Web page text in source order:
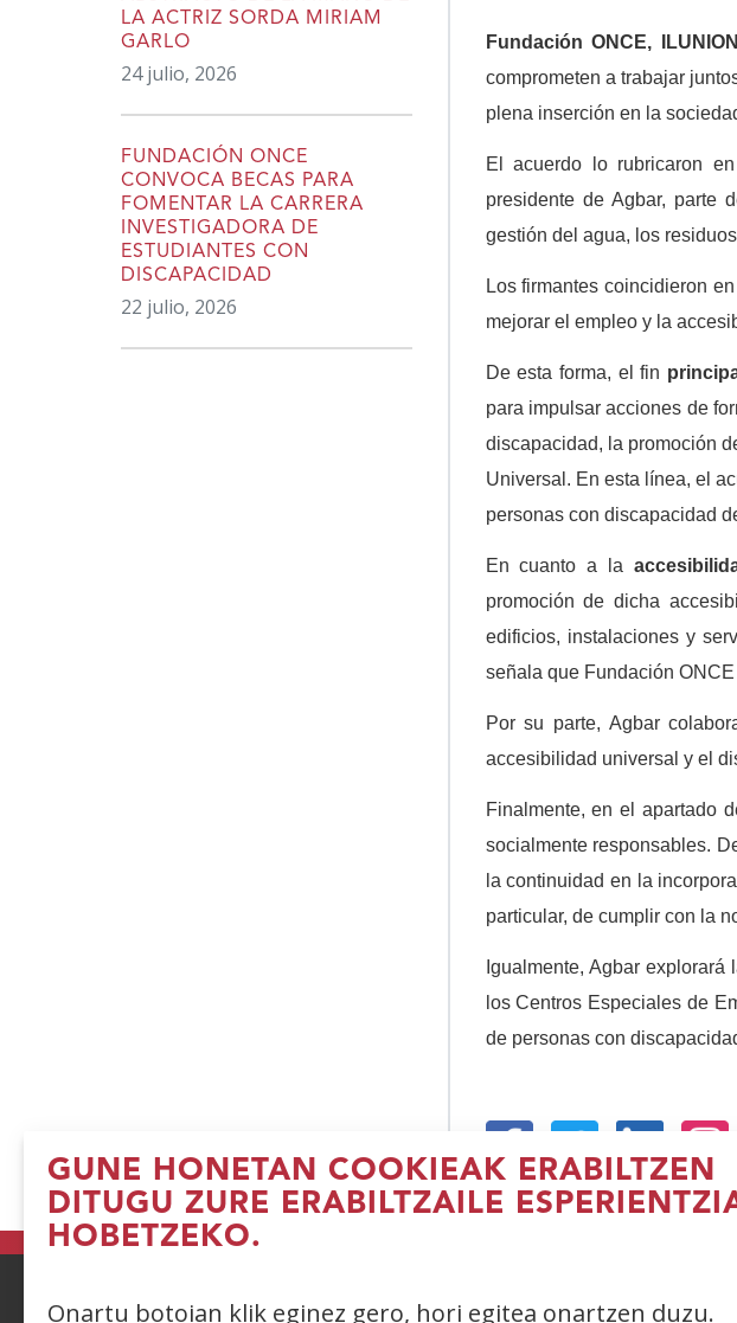
GUNE HONETAN COOKIEAK ERABILTZEN
DITUGU ZURE ERABILTZAILE
HOBETZEKO.
Onartu botoian klik eginez gero, hori egitea onartzen duzu.
Fundación ONCE, ILUNION
comprometen a trabajar
plena inserción en la
El acuerdo lo rubricaron
presidente de Agbar, parte
gestión del agua, los
Los firmantes coincidieron
mejorar el empleo y la
De esta forma, el fin
para impulsar acciones de
discapacidad, la promoción
Universal. En esta línea, el
personas con discapacidad
En cuanto a la
promoción de dicha
edificios, instalaciones y
señala que Fundación
Por su parte, Agbar
accesibilidad universal y el
Finalmente, en el apartado
socialmente responsables.
la continuidad en la
particular, de cumplir con la
Igualmente, Agbar
los Centros Especiales de
de personas con
(Ireki
leiho
(Ireki
leiho
(Ireki
leiho
LA ACTRIZ SORDA MIRIAM
GARLO
24 julio, 2026
FUNDACIÓN ONCE
CONVOCA BECAS PARA
FOMENTAR LA CARRERA
INVESTIGADORA DE
ESTUDIANTES CON
DISCAPACIDAD
22 julio, 2026